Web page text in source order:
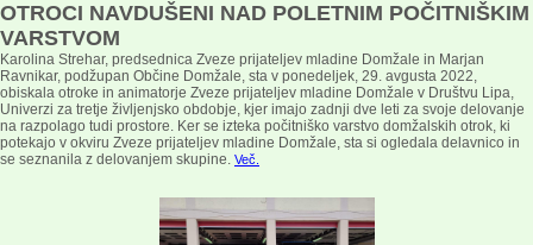
OTROCI NAVDUŠENI NAD POLETNIM POČITNIŠKIM
VARSTVOM
Karolina Strehar, predsednica Zveze prijateljev mladine Domžale in Marjan
Ravnikar, podžupan Občine Domžale, sta v ponedeljek, 29. avgusta 2022,
obiskala otroke in animatorje Zveze prijateljev mladine Domžale v Društvu Lipa,
Univerzi za tretje življenjsko obdobje, kjer imajo zadnji dve leti za svoje delovanje
na razpolago tudi prostore. Ker se izteka počitniško varstvo domžalskih otrok, ki
potekajo v okviru Zveze prijateljev mladine Domžale, sta si ogledala delavnico in
se seznanila z delovanjem skupine. Več.